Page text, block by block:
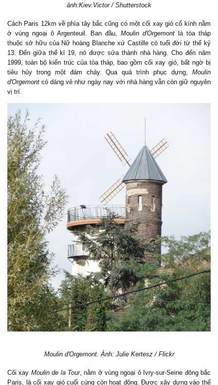
ảnh:Kiev.Victor / Shutterstock
Cách Paris 12km về phía tây bắc cũng có một cối xay gió cổ kính nằm
ở vùng ngoại ô Argenteuil. Ban đầu, Moulin d'Orgemont là tòa tháp
thuộc sở hữu của Nữ hoàng Blanche xứ Castille có tuổi đời từ thế kỷ
13. Đến giữa thế kỉ 19, nó được sửa thành nhà hàng. Cho đến năm
1999, toàn bộ kiến trúc của tòa tháp, bao gồm cối xay gió, bất ngờ bị
tiêu hủy trong một đám cháy. Qua quá trình phục dựng, Moulin
d'Orgemont có dáng vẻ như ngày nay với nhà hàng vẫn còn giữ nguyên
vị trí.
Moulin d'Orgemont. Ảnh: Julie Kertesz / Flickr
Cối xay Moulin de la Tour, nằm ở vùng ngoại ô Ivry-sur-Seine đông bắc
Paris, là cối xay gió cuối cùng còn hoạt động. Được xây dựng vào thế